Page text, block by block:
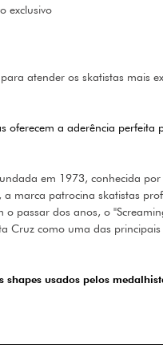
exclusivo
atender os skatistas mais
oferecem a aderência
em 1973, conhecida
marca patrocina skatistas
o passar dos anos, o
Cruz como uma das
usados pelos